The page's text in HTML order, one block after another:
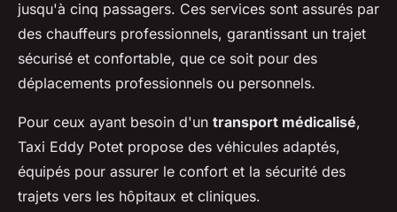
jusqu'à cinq passagers. Ces services sont assurés par
des chauffeurs professionnels, garantissant un trajet
sécurisé et confortable, que ce soit pour des
déplacements professionnels ou personnels.
Pour ceux ayant besoin d'un transport médicalisé,
Taxi Eddy Potet propose des véhicules adaptés,
équipés pour assurer le confort et la sécurité des
trajets vers les hôpitaux et cliniques.